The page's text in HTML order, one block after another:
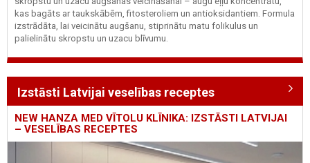
kas bagāts ar taukskābēm, fitosteroliem un antioksidantiem. Formula
izstrādāta, lai veicinātu augšanu, stiprinātu matu folikulus un
palielinātu skropstu un uzacu blīvumu.
Izstāsti Latvijai veselības receptes
NEW HANZA MED VĪTOLU KLĪNIKA: IZSTĀSTI LATVIJAI
– VESELĪBAS RECEPTES